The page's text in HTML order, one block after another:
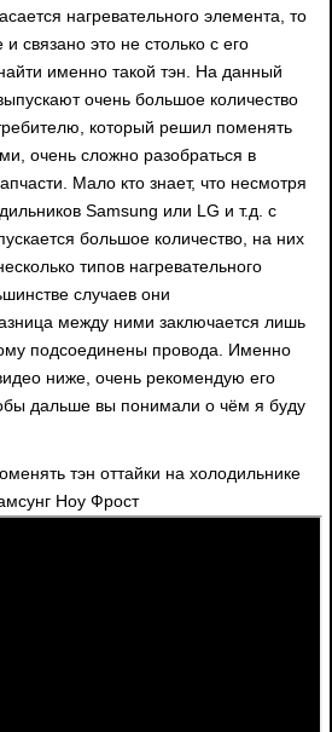
нагревательного элемента, то
связано это не столько с его
именно такой тэн. На данный
очень большое количество
который решил поменять
очень сложно разобраться в
Мало кто знает, что несмотря
Samsung или LG и т.д. с
большое количество, на них
типов нагревательного
случаев они
между ними заключается лишь
подсоединены провода. Именно
ниже, очень рекомендую его
дальше вы понимали о чём я буду
тэн оттайки на холодильнике
Ноу Фрост